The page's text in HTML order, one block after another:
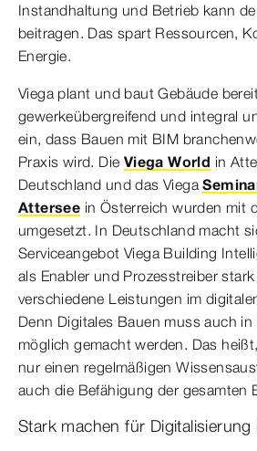
Instandhaltung und Betrieb kann
beitragen. Das spart Ressourcen,
Energie.
Viega plant und baut Gebäude
gewerkeübergreifend und integral
ein, dass Bauen mit BIM
Praxis wird. Die Viega World in
Deutschland und das Viega
Attersee in Österreich wurden mit
umgesetzt. In Deutschland macht
Serviceangebot Viega Building
als Enabler und Prozesstreiber
verschiedene Leistungen im
Denn Digitales Bauen muss auch
möglich gemacht werden. Das
nur einen regelmäßigen
auch die Befähigung der gesamten
Stark machen für Digitalisierung